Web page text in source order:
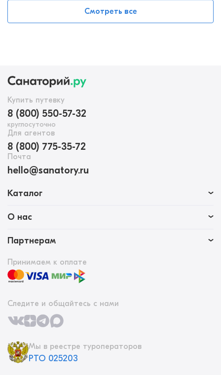
Смотреть все
Купить путевку
8 (800) 550-57-32
круглосуточно
Для агентов
8 (800) 775-35-72
Почта
hello@sanatory.ru
Каталог
О нас
Партнерам
Принимаем к оплате
Следите и общайтесь с нами
Мы в реестре туроператоров
РТО 025203